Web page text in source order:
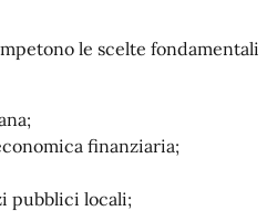
le scelte fondamentali
finanziaria;
pubblici locali;